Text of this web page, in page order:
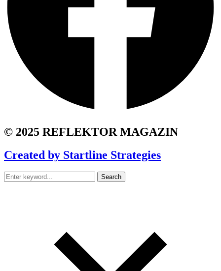
© 2025 REFLEKTOR MAGAZIN
Created by Startline Strategies
Search